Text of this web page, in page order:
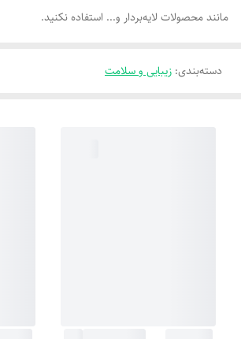
مانند محصولات لایه‌بردار و... استفاده نکنید.
دسته‌بندی: زیبایی و سلامت